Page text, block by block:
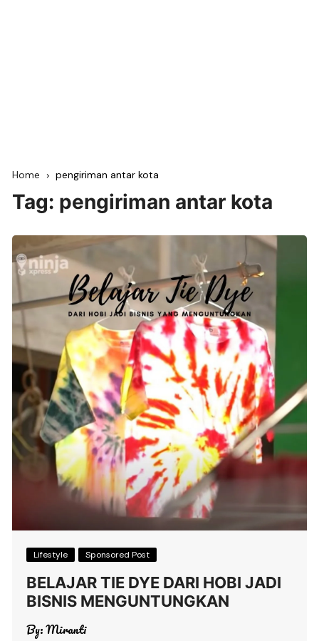
Home pengiriman antar kota
Tag: pengiriman antar kota
Lifestyle Sponsored Post
BELAJAR TIE DYE DARI HOBI JADI
BISNIS MENGUNTUNGKAN
By:Miranti